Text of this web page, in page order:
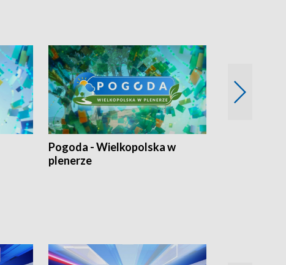
Pogoda - Wielkopolska w
plenerze